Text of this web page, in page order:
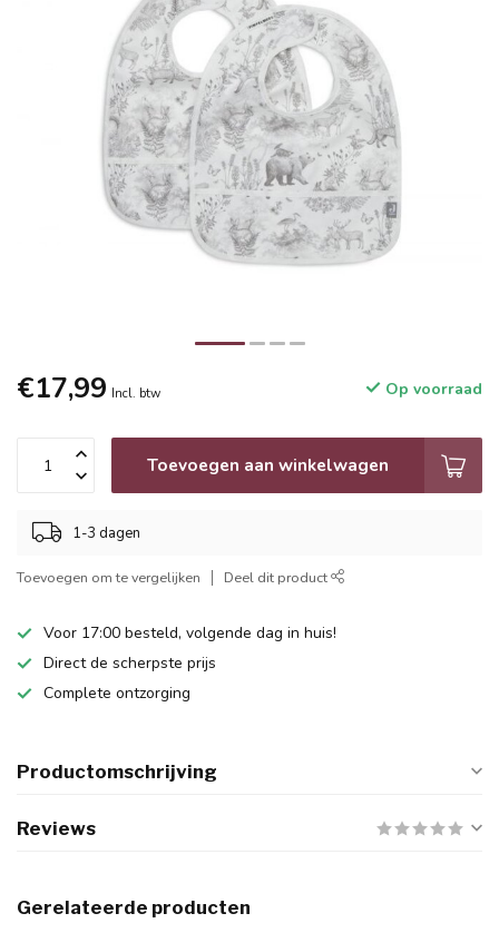
€17,99 Incl. btw Op voorraad
Toevoegen aan winkelwagen
1-3 dagen
Toevoegen om te vergelijken Deel dit product
Voor 17:00 besteld, volgende dag in huis!
Direct de scherpste prijs
Complete ontzorging
Productomschrijving
Reviews
Gerelateerde producten